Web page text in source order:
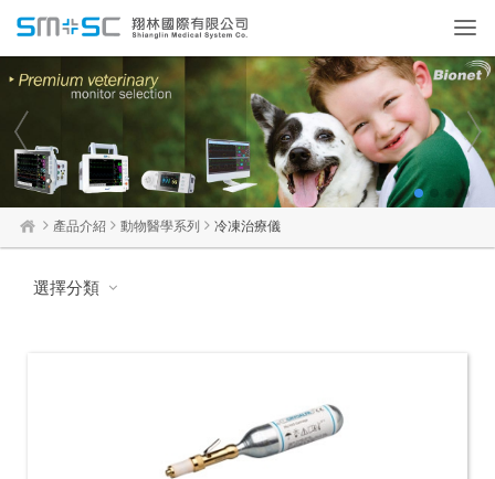
1 4
產品介紹 動物醫學系列 冷凍治療儀
選擇分類